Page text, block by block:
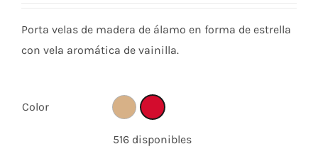
Porta velas de madera de álamo en forma de estrella
con vela aromática de vainilla.
Color
516 disponibles